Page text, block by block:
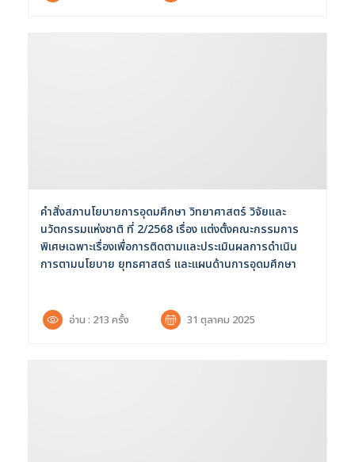
ค้นหาข้อมูล ล้างตัวกรอก
เลือกประเภท :
คำสั่งสภานโยบายการอุดมศึกษา วิทยาศาสตร์ วิจัยและ
นวัตกรรมแห่งชาติ ที่ 2/2568 เรื่อง แต่งตั้งคณะกรรมการ
พิเศษเฉพาะเรื่องเพื่อการติดตามและประเมินผลการดำเนิน
การตามนโยบาย ยุทธศาสตร์ และแผนด้านการอุดมศึกษา
อ่าน : 213 ครั้ง 31 ตุลาคม 2025